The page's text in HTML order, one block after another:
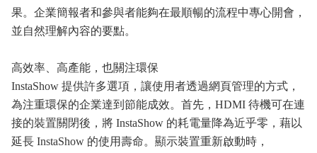
果。企業簡報者和參與者能夠在最順暢的流程中專心開會，
並自然理解內容的要點。
高效率、高產能，也關注環保
InstaShow 提供許多選項，讓使用者透過網頁管理的方式，
為注重環保的企業達到節能成效。首先， HDMI 待機可在連
接的裝置關閉後，將 InstaShow 的耗電量降為近乎零，藉以
延長 InstaShow 的使用壽命。顯示裝置重新啟動時，